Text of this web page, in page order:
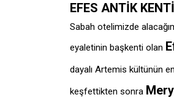
EFES ANTİK
Sabah otelimizde
eyaletinin başkenti olan
dayalı Artemis kültünün
keşfettikten sonra